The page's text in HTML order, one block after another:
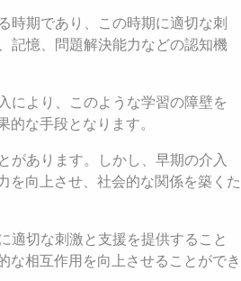
時期であり、この時期に適切な刺
記憶、問題解決能力などの認知機
により、このような学習の障壁を
な手段となります。
があります。しかし、早期の介入
を向上させ、社会的な関係を築くた
適切な刺激と支援を提供すること
な相互作用を向上させることができ